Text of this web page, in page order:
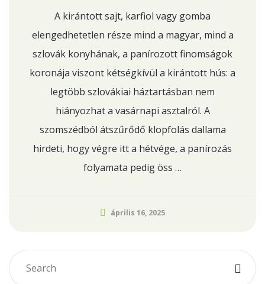
A kirántott sajt, karfiol vagy gomba
elengedhetetlen része mind a magyar, mind a
szlovák konyhának, a panírozott finomságok
koronája viszont kétségkívül a kirántott hús: a
legtöbb szlovákiai háztartásban nem
hiányozhat a vasárnapi asztalról. A
szomszédból átszűrődő klopfolás dallama
hirdeti, hogy végre itt a hétvége, a panírozás
folyamata pedig öss …
április 16, 2025